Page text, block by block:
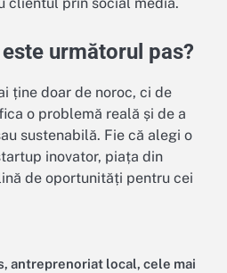
următorul pas?
ține doar de noroc, ci de
o problemă reală și de a
sustenabilă. Fie că alegi o
inovator, piața din
de oportunități pentru cei
, antreprenoriat local, cele mai